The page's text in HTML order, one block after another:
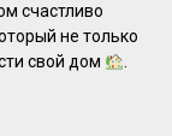
счастливо
не только
свой дом .